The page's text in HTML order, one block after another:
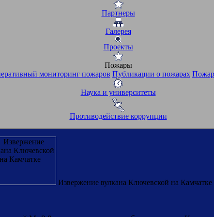
Партнеры
Галерея
Проекты
Пожары
мониторинг пожаров Публикации о пожарах
Наука и университеты
Противодействие коррупции
Извержение вулкана Ключевской на Камчатке